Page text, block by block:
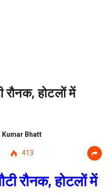
रौनक, होटलों में
Kumar Bhatt
413
रौनक, होटलों में